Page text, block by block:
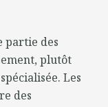
partie des
plutôt
Les
des